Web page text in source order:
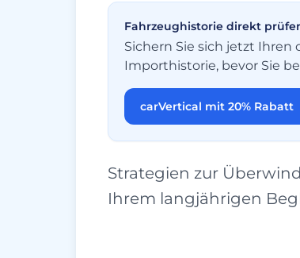
Fahrzeughistorie direkt
Sichern Sie sich jetzt Ihren
Importhistorie, bevor Sie
carVertical mit 20% Rabatt
Strategien zur
Ihrem langjährigen